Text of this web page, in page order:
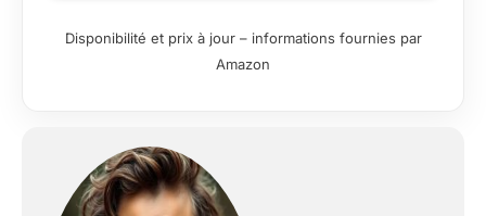
Disponibilité et prix à jour – informations fournies par
Amazon